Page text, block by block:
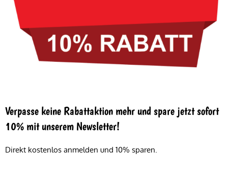
Verpasse keine Rabattaktion mehr und spare jetzt sofort
10% mit unserem Newsletter!
Direkt kostenlos anmelden und 10% sparen.